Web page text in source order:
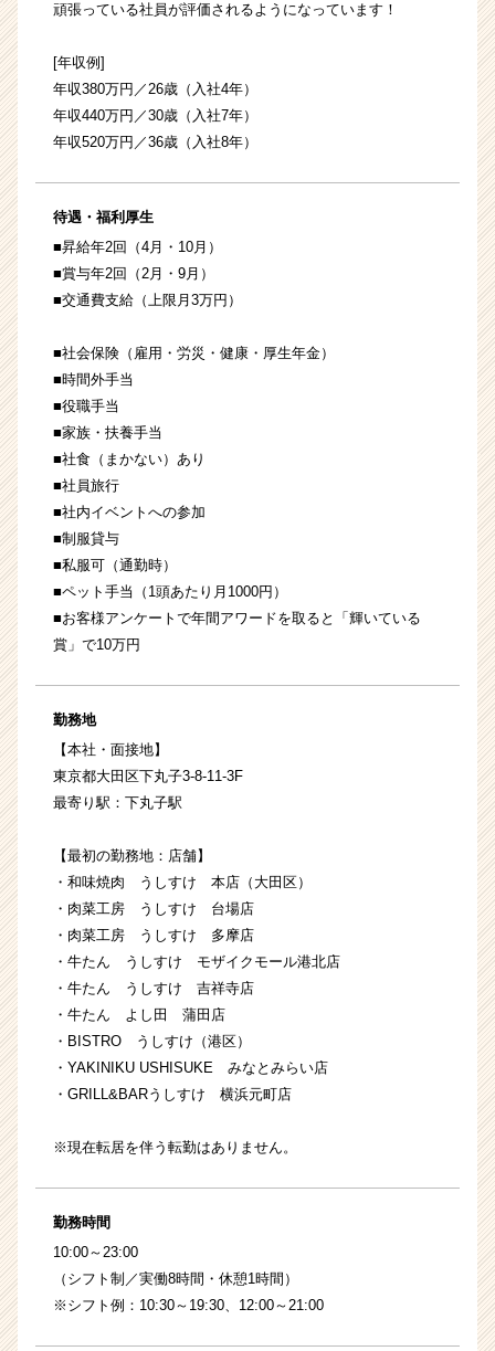
頑張っている社員が評価されるようになっています！
[年収例]
年収380万円／26歳（入社4年）
年収440万円／30歳（入社7年）
年収520万円／36歳（入社8年）
待遇・福利厚生
■昇給年2回（4月・10月）
■賞与年2回（2月・9月）
■交通費支給（上限月3万円）
■社会保険（雇用・労災・健康・厚生年金）
■時間外手当
■役職手当
■家族・扶養手当
■社食（まかない）あり
■社員旅行
■社内イベントへの参加
■制服貸与
■私服可（通勤時）
■ペット手当（1頭あたり月1000円）
■お客様アンケートで年間アワードを取ると「輝いている
賞」で10万円
勤務地
【本社・面接地】
東京都大田区下丸子3-8-11-3F
最寄り駅：下丸子駅
【最初の勤務地：店舗】
・和味焼肉 うしすけ 本店（大田区）
・肉菜工房 うしすけ 台場店
・肉菜工房 うしすけ 多摩店
・牛たん うしすけ モザイクモール港北店
・牛たん うしすけ 吉祥寺店
・牛たん よし田 蒲田店
・BISTRO うしすけ（港区）
・YAKINIKU USHISUKE みなとみらい店
・GRILL&BARうしすけ 横浜元町店
※現在転居を伴う転勤はありません。
勤務時間
10:00～23:00
（シフト制／実働8時間・休憩1時間）
※シフト例：10:30～19:30、12:00～21:00